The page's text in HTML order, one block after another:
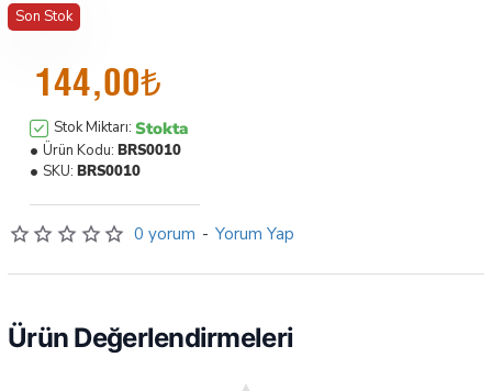
Son Stok
0 yorum - Yorum Yap
144,00₺
Stok Miktarı: Stokta
Ürün Kodu: BRS0010
SKU: BRS0010
Ürün Değerlendirmeleri